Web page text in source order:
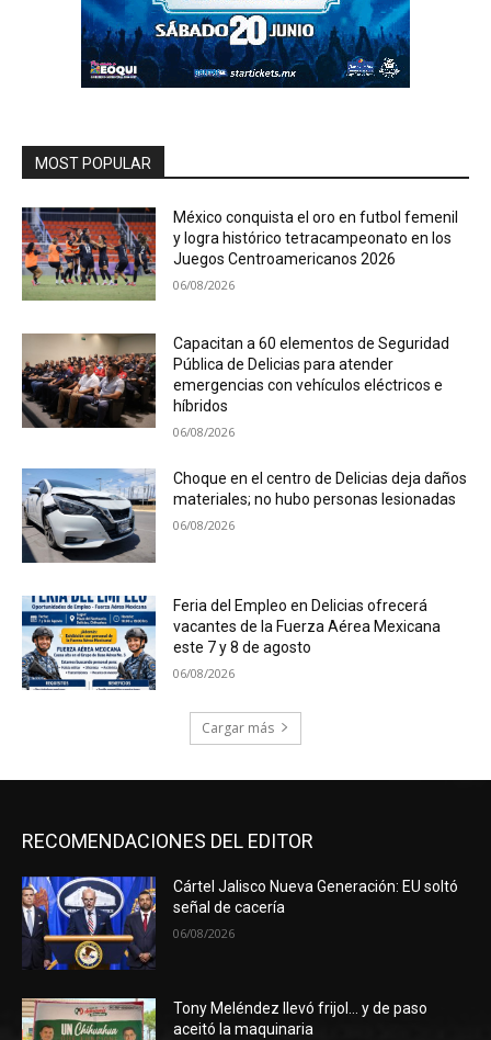
MOST POPULAR
México conquista el oro en futbol femenil
y logra histórico tetracampeonato en los
Juegos Centroamericanos 2026
06/08/2026
Capacitan a 60 elementos de Seguridad
Pública de Delicias para atender
emergencias con vehículos eléctricos e
híbridos
06/08/2026
Choque en el centro de Delicias deja daños
materiales; no hubo personas lesionadas
06/08/2026
Feria del Empleo en Delicias ofrecerá
vacantes de la Fuerza Aérea Mexicana
este 7 y 8 de agosto
06/08/2026
Cargar más
RECOMENDACIONES DEL EDITOR
Cártel Jalisco Nueva Generación: EU soltó
señal de cacería
06/08/2026
Tony Meléndez llevó frijol… y de paso
aceitó la maquinaria